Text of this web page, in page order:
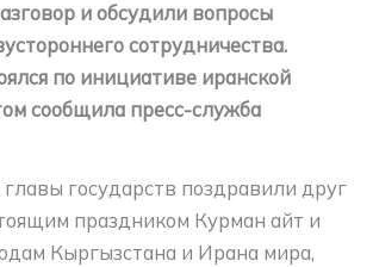
и обсудили вопросы
сотрудничества.
по инициативе иранской
сообщила пресс-служба
государств поздравили друг
праздником Курман айт и
Кыргызстана и Ирана мира,